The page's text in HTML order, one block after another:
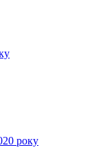
року